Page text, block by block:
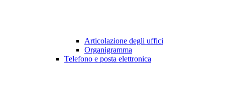
Articolazione degli uffici
Organigramma
Telefono e posta elettronica